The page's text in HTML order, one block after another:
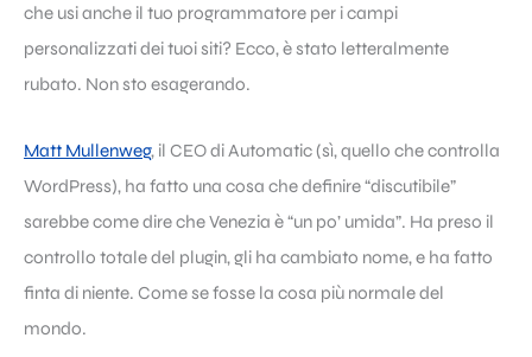
che usi anche il tuo programmatore per i campi
personalizzati dei tuoi siti? Ecco, è stato letteralmente
rubato. Non sto esagerando.
Matt Mullenweg, il CEO di Automatic (sì, quello che controlla
WordPress), ha fatto una cosa che definire “discutibile”
sarebbe come dire che Venezia è “un po’ umida”. Ha preso il
controllo totale del plugin, gli ha cambiato nome, e ha fatto
finta di niente. Come se fosse la cosa più normale del
mondo.